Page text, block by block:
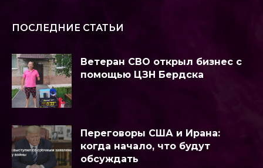
ПОСЛЕДНИЕ СТАТЬИ
Ветеран СВО открыл бизнес с
помощью ЦЗН Бердска
Переговоры США и Ирана:
когда начало, что будут
обсуждать